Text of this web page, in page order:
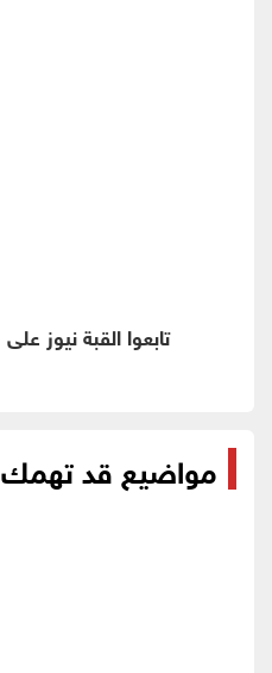
تابعوا القبة نيوز على
مواضيع قد تهمك